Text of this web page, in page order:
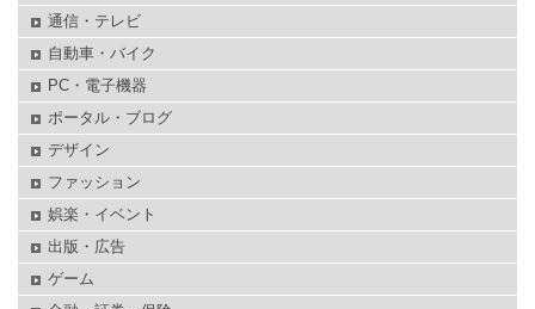
通信・テレビ
自動車・バイク
PC・電子機器
ポータル・ブログ
デザイン
ファッション
娯楽・イベント
出版・広告
ゲーム